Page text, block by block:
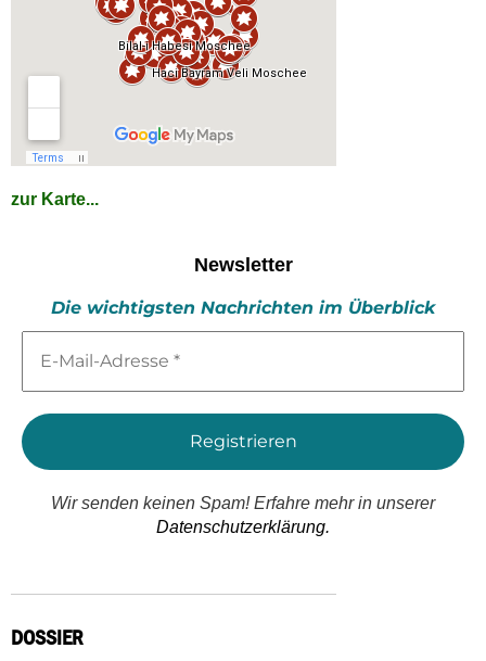
zur Karte...
Newsletter
Die wichtigsten Nachrichten im Überblick
Mail-
*
Wir senden keinen Spam! Erfahre mehr in unserer
Datenschutzerklärung.
DOSSIER